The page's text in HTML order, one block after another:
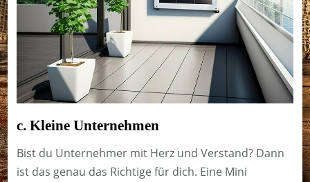
c. Kleine Unternehmen
Bist du Unternehmer mit Herz und Verstand? Dann
ist das genau das Richtige für dich. Eine Mini